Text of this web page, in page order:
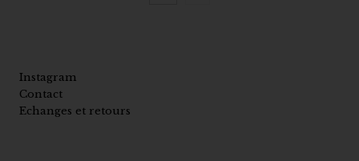
Instagram
Contact
Echanges et retours